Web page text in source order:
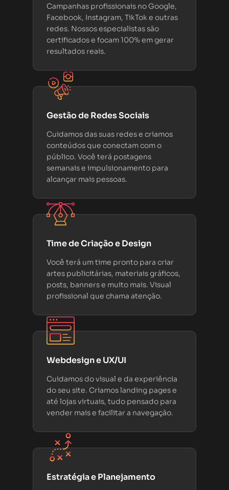
Campanhas profissionais no Google,
Facebook, Instagram, TikTok e outras
redes. Nossos especialistas são
certificados e focam 100% em gerar
resultados reais.
Gestão de Redes Sociais
Cuidamos das suas redes e criamos
conteúdos que conectam com o
público. Você terá postagens
semanais e impulsionamento para
alcançar mais pessoas.
Time de Criação e Design
Você terá um time pronto para criar
artes publicitárias, materiais gráficos,
posts, banners e muito mais. Visual
profissional que chama atenção.
Webdesign e UX/UI
Cuidamos do visual e da experiência
do seu site. Criamos landing pages e
até lojas virtuais, tudo pensado para
vender mais e facilitar a navegação.
Estratégia e Planejamento